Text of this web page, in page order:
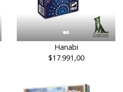
Hanabi
$17.991,00